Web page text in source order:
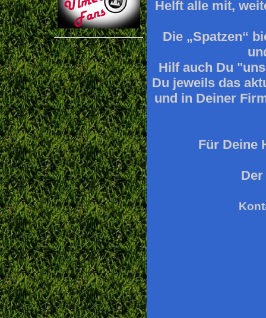
Helft alle mit,
Die „Spatzen“
Hilf auch Du
Du jeweils das
und in Deiner
Für Deine
Der